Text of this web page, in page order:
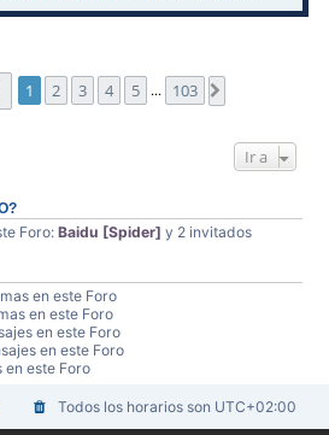
Página1 de 103
1 2 3 4 5 … 103
Ir a
Foro:Baidu [Spider] y 2 invitados
en este Foro
en este Foro
en este Foro
en este Foro
este Foro
Todos los horarios son UTC+02:00